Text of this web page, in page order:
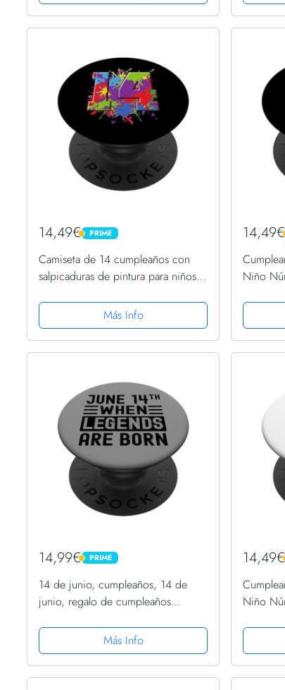
14,49€ PRIME
PRIME
Camiseta de 14 cumpleaños con
salpicaduras de pintura para niños y
PopGrip Intercambiable
Más Info
Niño
14,99€ PRIME
PRIME
14 de junio, cumpleaños, 14 de
junio, regalo de cumpleaños
Más Info
Niño